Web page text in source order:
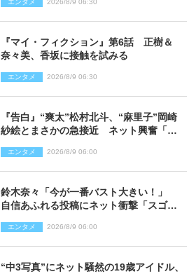
エンタメ 2026/8/9 06:30
『マイ・フィクション』第6話 正樹＆
奈々美、香坂に接触を試みる
エンタメ 2026/8/9 06:30
『告白』“爽太”松村北斗、“麻里子”岡崎
紗絵とまさかの急接近 ネット興奮「そ
り）
エンタメ 2026/8/9 06:00
鈴木奈々「今が一番バスト大きい！」
自信あふれる投稿にネット衝撃「スゴ
エンタメ 2026/8/9 06:00
“中3写真”にネット騒然の19歳アイドル、